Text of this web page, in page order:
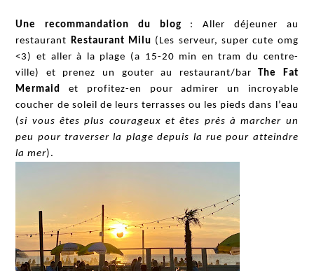
Une recommandation du blog : Aller déjeuner au
restaurant Restaurant Milu (Les serveur, super cute omg
<3) et aller à la plage (a 15-20 min en tram du centre-
ville) et prenez un gouter au restaurant/bar
The Fat
Mermaidet profitez-en pour admirer un incroyable
coucher de soleil de leurs terrasses ou les pieds dans l’eau
(si vous êtes plus courageux et êtes près à marcher un
peu pour traverser la plage depuis la rue pour atteindre
la mer).